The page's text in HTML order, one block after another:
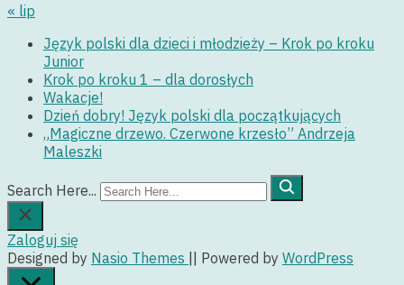
« lip
Język polski dla dzieci i młodzieży – Krok po kroku
Junior
Krok po kroku 1 – dla dorosłych
Wakacje!
Dzień dobry! Język polski dla początkujących
„Magiczne drzewo. Czerwone krzesło” Andrzeja
Maleszki
Search Here...
Zaloguj się
Designed by Nasio Themes || Powered by WordPress